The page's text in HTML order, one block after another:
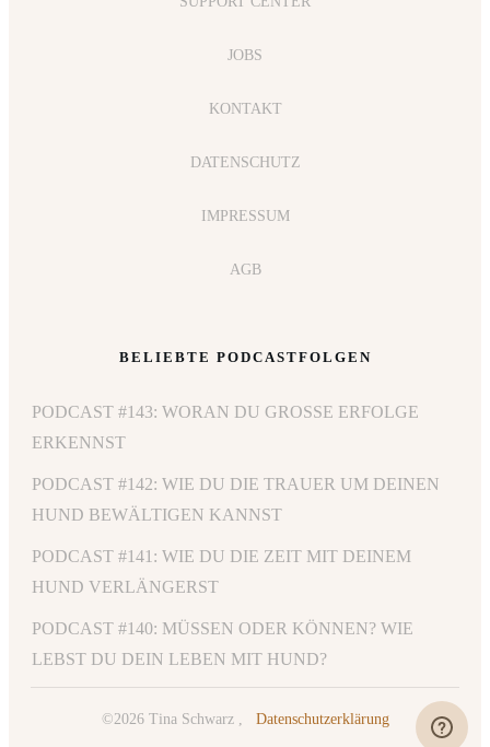
BELIEBTE PODCASTFOLGEN
PODCAST #143: WORAN DU GROSSE ERFOLGE E
RKENNST
PODCAST #142: WIE DU DIE TRAUER UM DEINEN
HUND BEWÄLTIGEN KANNST
PODCAST #141: WIE DU DIE ZEIT MIT DEINEM
HUND VERLÄNGERST
PODCAST #140: MÜSSEN ODER KÖNNEN? WIE
LEBST DU DEIN LEBEN MIT HUND?
JOBS
KONTAKT
DATENSCHUTZ
IMPRESSUM
AGB
©2026 Tina Schwarz , Datenschutzerklärung